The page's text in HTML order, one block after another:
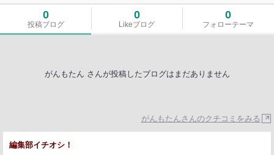
0
投稿ブログ
0
Likeブログ
0
フォローテーマ
がんもたん さんが投稿したブログはまだありません
がんもたんさんのクチコミをみる
編集部イチオシ！